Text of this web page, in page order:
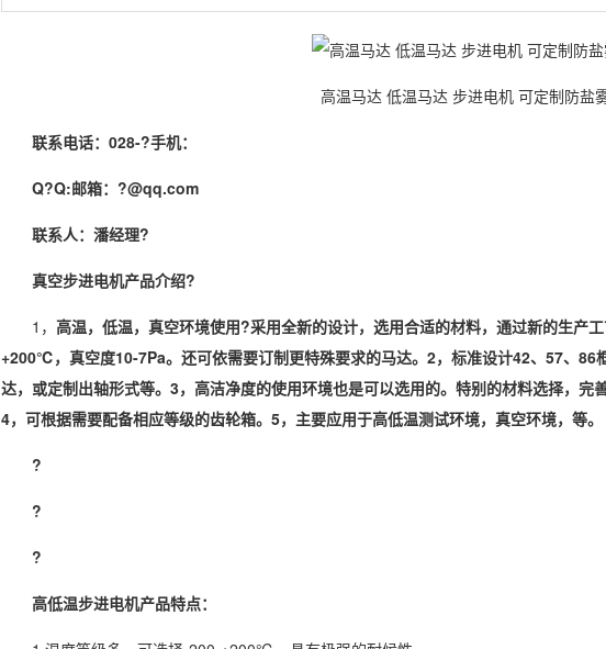
高温马达 低温马达 步进电机 可定制防盐
联系电话：028-?手机：
Q?Q:邮箱： ?@qq.com
联系人：潘经理?
真空步进电机产品介绍?
1， 高温，低温，真空环境使用?采用全新的设计，选用合适的材料，通过新的生产
+200℃，真空度10-7Pa。还可依需要订制更特殊要求的马达。 2，标准设计42、57、86
达，或定制出轴形式等。 3，高洁净度的使用环境也是可以选用的。特别的材料选择，完
4，可根据需要配备相应等级的齿轮箱。 5，主要应用于高低温测试环境，真空环境，等。
?
?
?
高低温步进电机产品特点：